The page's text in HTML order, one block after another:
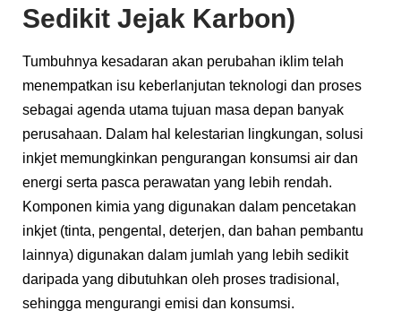
Sedikit Jejak Karbon)
Tumbuhnya kesadaran akan perubahan iklim telah
menempatkan isu keberlanjutan teknologi dan proses
sebagai agenda utama tujuan masa depan banyak
perusahaan. Dalam hal kelestarian lingkungan, solusi
inkjet memungkinkan pengurangan konsumsi air dan
energi serta pasca perawatan yang lebih rendah.
Komponen kimia yang digunakan dalam pencetakan
inkjet (tinta, pengental, deterjen, dan bahan pembantu
lainnya) digunakan dalam jumlah yang lebih sedikit
daripada yang dibutuhkan oleh proses tradisional,
sehingga mengurangi emisi dan konsumsi.